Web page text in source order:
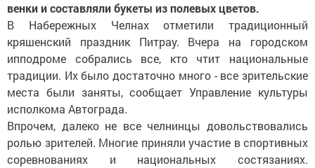
венки и составляли букеты из полевых цветов.
В Набережных Челнах отметили традиционный
кряшенский праздник Питрау. Вчера на городском
ипподроме собрались все, кто чтит национальные
традиции. Их было достаточно много - все зрительские
места были заняты, сообщает Управление культуры
исполкома Автограда.
Впрочем, далеко не все челнинцы довольствовались
ролью зрителей. Многие приняли участие в спортивных
соревнованиях и национальных состязаниях.